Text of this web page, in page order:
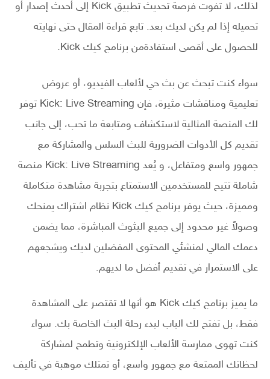
لذلك، لا تفوت فرصة تحديث تطبيق Kick إلى أحدث إصدار أو
تحميله إذا لم يكن لديك بعد. تابع قراءة المقال حتى نهايته
للحصول على أقصى استفادةمن برنامج كيك Kick.
سواء كنت تبحث عن بث حي لألعاب الفيديو، أو عروض
تعليمية ومناقشات مثيرة، فإن Kick: Live Streaming توفر
لك المنصة المثالية لاستكشاف ومتابعة ما تحب، إلى جانب
تقديم كل الأدوات الضرورية للبث السلس والمشاركة مع
جمهور واسع ومتفاعل، و يُعد Kick: Live Streaming منصة
شاملة تتيح للمستخدمين الاستمتاع بتجربة مشاهدة متكاملة
ومميزة، حيث يوفر برنامج كيك Kick نظام اشتراك يمنحك
وصولاً غير محدود إلى جميع البثوث المباشرة، مما يضمن
دعمك المالي لمنشئي المحتوى المفضلين لديك ويشجعهم
على الاستمرار في تقديم أفضل ما لديهم.
ما يميز برنامج كيك Kick هو أنها لا تقتصر على المشاهدة
فقط، بل تفتح لك الباب لبدء رحلة البث الخاصة بك. سواء
كنت تهوى ممارسة الألعاب الإلكترونية وتطمح لمشاركة
لحظاتك الممتعة مع جمهور واسع، أو تمتلك موهبة في تأليف